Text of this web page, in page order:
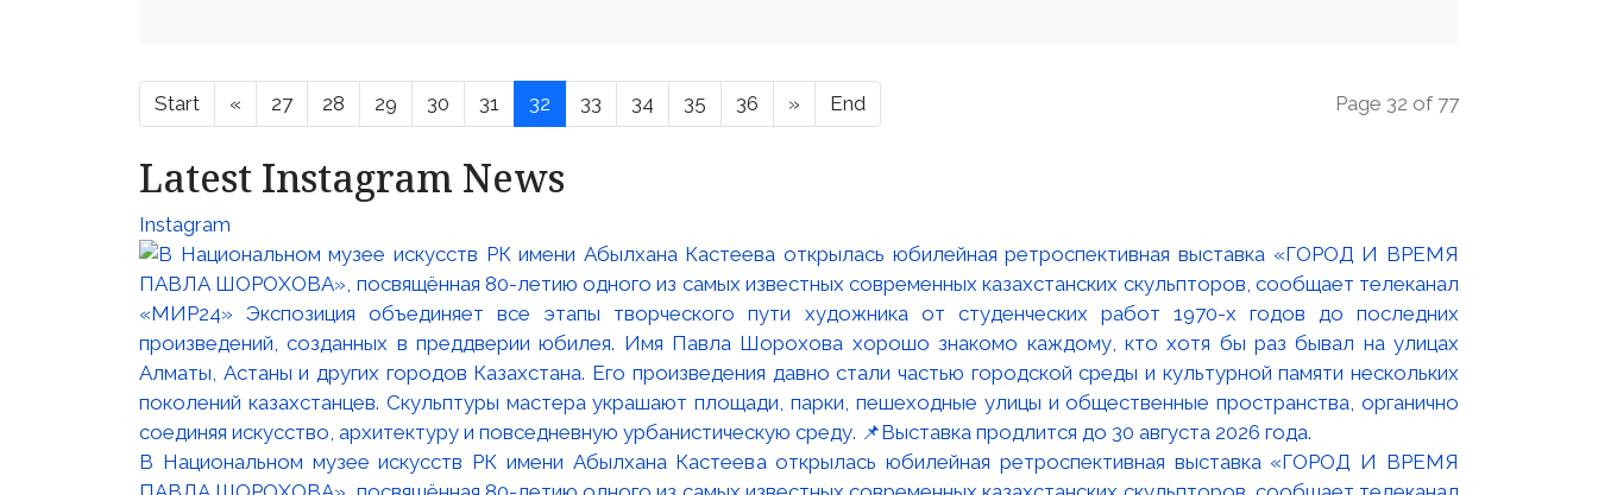
Start « 27 28 29 30 31 32 33 34 35 36 » End Page 32 of 77
Latest Instagram News
Instagram
В Национальном музее искусств РК имени Абылхана Кастеева открылась юбилейная ретроспективная выставка «ГОРОД И ВРЕМЯ